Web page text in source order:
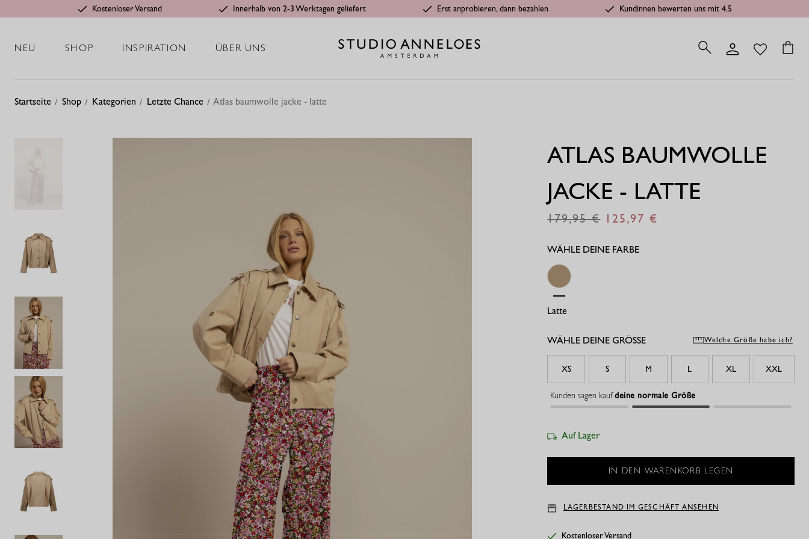
Kostenloser Versand Innerhalb von 2-3 Werktagen geliefert Erst anprobieren, dann bezahlen Kundinnen bewerten uns mit 4.5
NEU SHOP INSPIRATION ÜBER UNS
Startseite Shop Kategorien Letzte Chance Atlas baumwolle jacke - latte
ATLAS BAUMWOLLE
JACKE - LATTE
179,95 125,97
WÄHLE DEINE FARBE
Latte
WÄHLE DEINE GRÖSSE Welche Größe habe ich?
XS S M L XL XXL
Kunden sagen kaufdeine normale Größe
Auf Lager
LAGERBESTAND IM GESCHÄFT ANSEHEN
Kostenloser Versand